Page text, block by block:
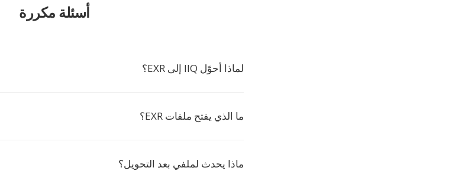
أسئلة مكررة
لماذا أحوّل IIQ إلى EXR؟
ما الذي يفتح ملفات EXR؟
ماذا يحدث لملفي بعد التحويل؟